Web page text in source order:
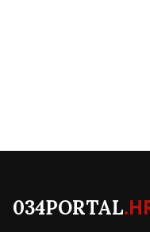
034PORTAL